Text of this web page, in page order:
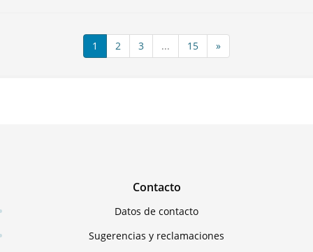
1 2 3 ... 15 »
Contacto
Datos de contacto
Sugerencias y reclamaciones